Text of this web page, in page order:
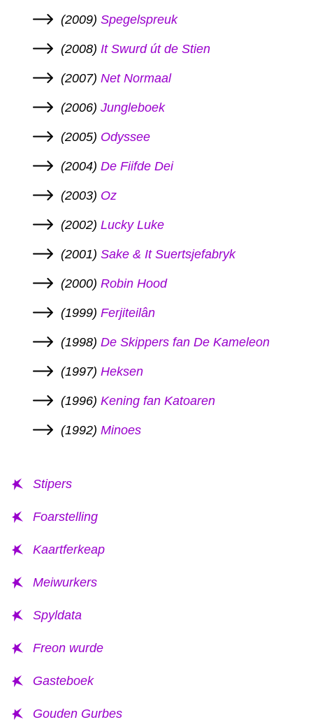
(2009) Spegelspreuk
(2008) It Swurd út de Stien
(2007) Net Normaal
(2006) Jungleboek
(2005) Odyssee
(2004) De Fiifde Dei
(2003) Oz
(2002) Lucky Luke
(2001) Sake & It Suertsjefabryk
(2000) Robin Hood
(1999) Ferjiteilân
(1998) De Skippers fan De Kameleon
(1997) Heksen
(1996) Kening fan Katoaren
(1992) Minoes
Stipers
Foarstelling
Kaartferkeap
Meiwurkers
Spyldata
Freon wurde
Gasteboek
Gouden Gurbes